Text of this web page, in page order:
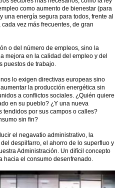
como aumento de bienestar (para
una energía segura para todos, frente al
vez más frecuentes, de gran
o del número de empleos, sino la
mejora en la calidad del empleo y del
puestos de trabajo.
lo exigen directivas europeas sino
la producción energética sin
a conflictos sociales. ¿Quién quiere
en su pueblo? ¿Y una nueva
tendidos por sus campos o calles?
sin fin?
el negavatio administrativo, la
despilfarro, el ahorro de lo superfluo y
Administración. Un difícil concepto
hacia el consumo desenfrenado.